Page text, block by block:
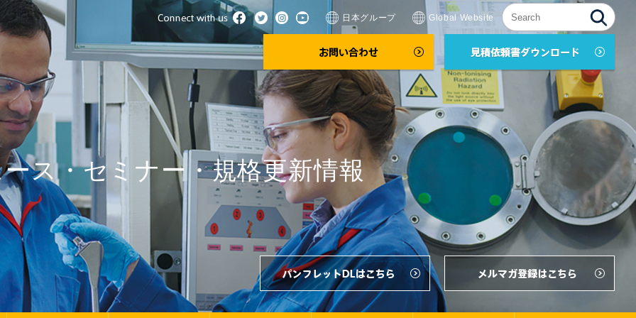
日本グループ Global Website
ス・セミナー・規格更新情報